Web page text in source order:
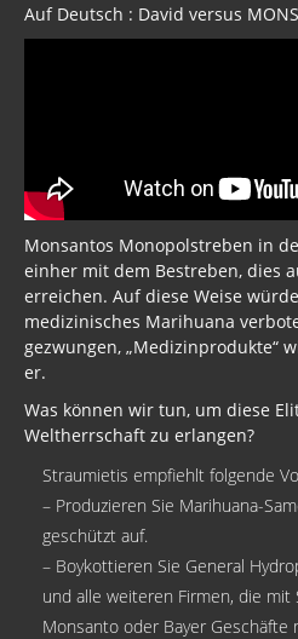
Auf Deutsch : David versus
Monsantos Monopolstreben in
einher mit dem Bestreben, dies
erreichen. Auf diese Weise
medizinisches Marihuana
gezwungen, „Medizinprodukte“
er.
Was können wir tun, um diese
Weltherrschaft zu erlangen?
Straumietis empfiehlt folgende
– Produzieren Sie Marihuana-
geschützt auf.
– Boykottieren Sie General
und alle weiteren Firmen, die mit
Monsanto oder Bayer Geschäfte